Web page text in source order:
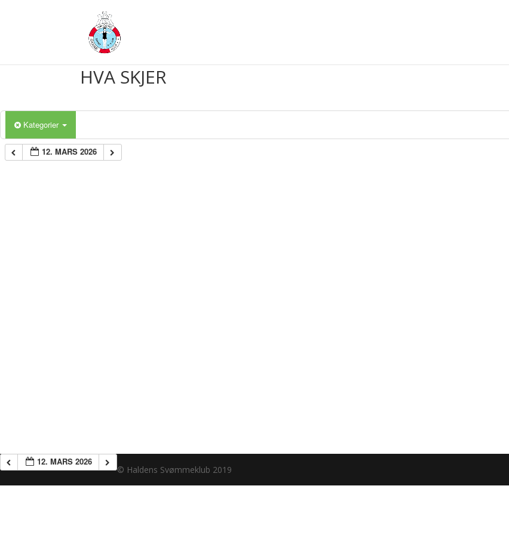
HVA SKJER
Kategorier
12. MARS 2026
12. MARS 2026
© Haldens Svømmeklub 2019